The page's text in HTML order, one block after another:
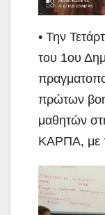
• Την
του 1ου
πρώτων
μαθητών
ΚΑΡΠΑ, με